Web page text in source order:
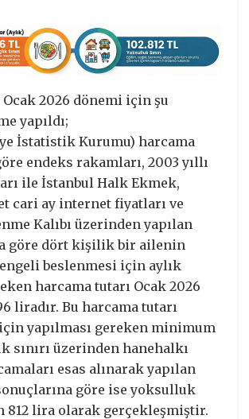
Ocak 2026 dönemi için şu
yapıldı;
İstatistik Kurumu) harcama
endeks rakamları, 2003 yıllı
ile İstanbul Halk Ekmek,
cari ay internet fiyatları ve
Kalıbı üzerinden yapılan
göre dört kişilik bir ailenin
beslenmesi için aylık
harcama tutarı Ocak 2026
liradır. Bu harcama tutarı
için yapılması gereken minimum
sınırı üzerinden hanehalkı
esas alınarak yapılan
göre ise yoksulluk
812 lira olarak gerçekleşmiştir.